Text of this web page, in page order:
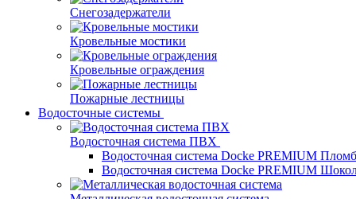
Снегозадержатели
Кровельные мостики
Кровельные ограждения
Пожарные лестницы
Водосточные системы
Водосточная система ПВХ
Водосточная система Docke PREMIUM
Водосточная система Docke PREMIUM